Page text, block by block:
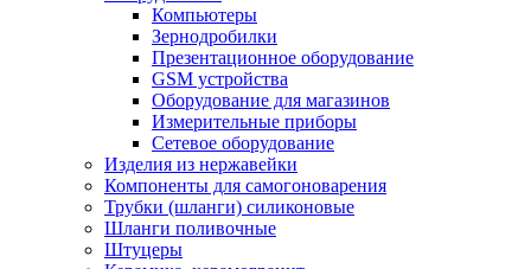
Компьютеры
Зернодробилки
Презентационное оборудование
GSM устройства
Оборудование для магазинов
Измерительные приборы
Сетевое оборудование
Изделия из нержавейки
Компоненты для самогоноварения
Трубки (шланги) силиконовые
Шланги поливочные
Штуцеры